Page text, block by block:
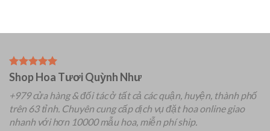
Shop Hoa Tươi Quỳnh Như
+979 cửa hàng & đối tác ở tất cả các quận, huyện, thành phố
trên 63 tỉnh. Chuyên cung cấp dịch vụ đặt hoa online giao
nhanh với hơn 10000 mẫu hoa, miễn phí ship.